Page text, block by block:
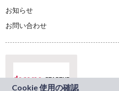
お知らせ
お問い合わせ